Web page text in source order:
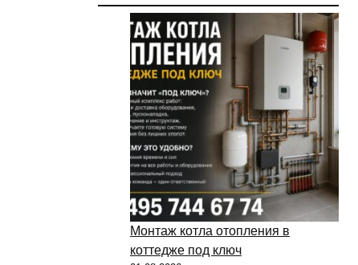
Монтаж котла отопления в
коттедже под ключ